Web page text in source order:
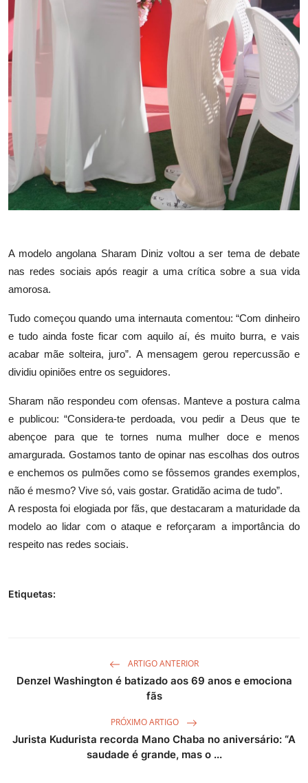
A modelo angolana Sharam Diniz voltou a ser tema de debate
nas redes sociais após reagir a uma crítica sobre a sua vida
amorosa.
Tudo começou quando uma internauta comentou: “Com dinheiro
e tudo ainda foste ficar com aquilo aí, és muito burra, e vais
acabar mãe solteira, juro”. A mensagem gerou repercussão e
dividiu opiniões entre os seguidores.
Sharam não respondeu com ofensas. Manteve a postura calma
e publicou: “Considera-te perdoada, vou pedir a Deus que te
abençoe para que te tornes numa mulher doce e menos
amargurada. Gostamos tanto de opinar nas escolhas dos outros
e enchemos os pulmões como se fôssemos grandes exemplos,
não é mesmo? Vive só, vais gostar. Gratidão acima de tudo”.
A resposta foi elogiada por fãs, que destacaram a maturidade da
modelo ao lidar com o ataque e reforçaram a importância do
respeito nas redes sociais.
Etiquetas:
ARTIGO ANTERIOR
Denzel Washington é batizado aos 69 anos e emociona
fãs
PRÓXIMO ARTIGO
Jurista Kudurista recorda Mano Chaba no aniversário: “A
saudade é grande, mas o ...